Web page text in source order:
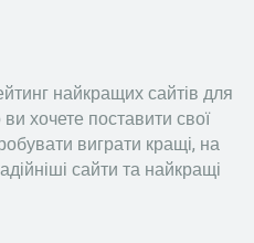
найкращих сайтів для
хочете поставити свої
виграти кращі, на
сайти та найкращі